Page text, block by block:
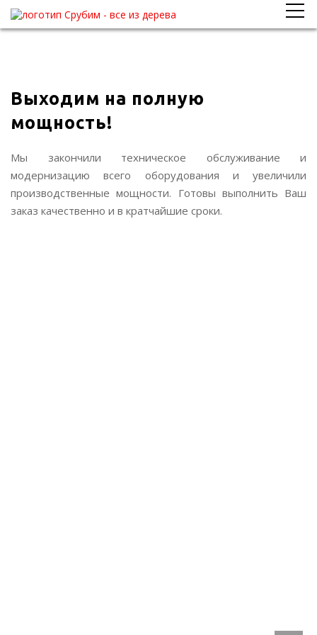
-->
Выходим на полную
мощность!
Мы закончили техническое обслуживание и
модернизацию всего оборудования и увеличили
производственные мощности. Готовы выполнить Ваш
заказ качественно и в кратчайшие сроки.